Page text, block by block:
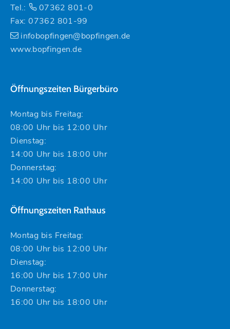
Tel.:
07362 801-0
Fax: 07362 801-99
infobopfingen@bopfingen.de
www.bopfingen.de
Öffnungszeiten Bürgerbüro
Montag bis Freitag:
08:00 Uhr bis 12:00 Uhr
Dienstag:
14:00 Uhr bis 18:00 Uhr
Donnerstag:
14:00 Uhr bis 18:00 Uhr
Öffnungszeiten Rathaus
Montag bis Freitag:
08:00 Uhr bis 12:00 Uhr
Dienstag:
16:00 Uhr bis 17:00 Uhr
Donnerstag:
16:00 Uhr bis 18:00 Uhr